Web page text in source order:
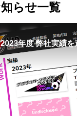
らせ一覧
2023年度 弊社実績